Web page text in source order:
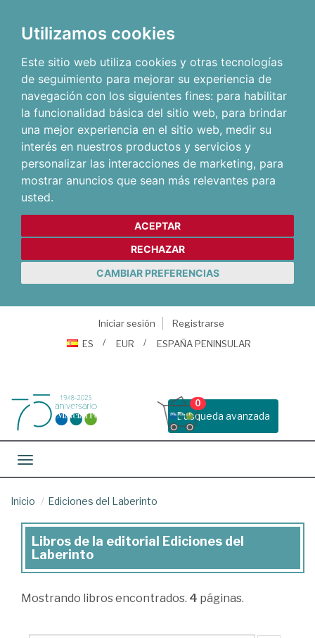
Utilizamos cookies
Este sitio web utiliza cookies y otras tecnologías
de seguimiento para mejorar su experiencia de
navegación con los siguientes fines: para habilitar
la funcionalidad básica del sitio web, para brindar
una mejor experiencia en el sitio web, medir su
interés en nuestros productos y servicios y
personalizar las interacciones de marketing, para
mostrar anuncios que sean más relevantes para
usted.
ACEPTAR
RECHAZAR
CAMBIAR PREFERENCIAS
Iniciar sesión
Registrarse
ES
EUR ESPAÑA PENINSULAR
Busqueda avanzada
0
Toggle navigation
Inicio Ediciones del Laberinto
Libros
de
la
Libros de la editorial Ediciones del
Laberinto
Mostrando libros encontrados. 4 páginas.